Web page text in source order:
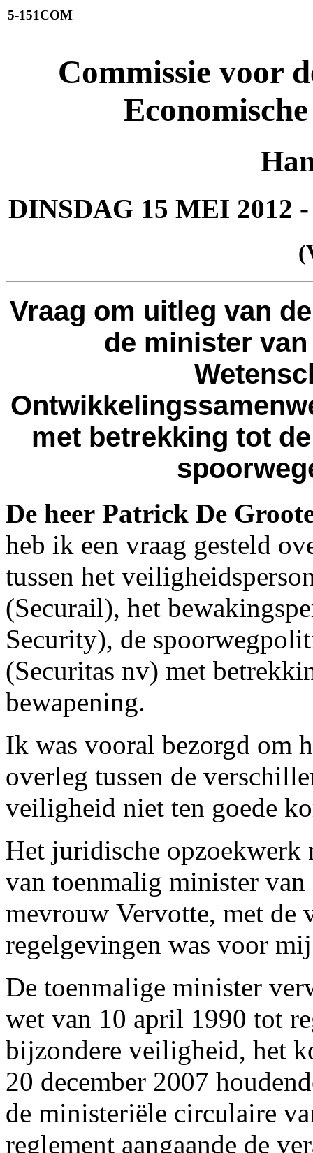
5-151COM
Commissie voor
DINSDAG 15 MEI 2012
Vraag om uitleg van
de minister
met betrekking tot
De heer Patrick De
heb ik een vraag gesteld
tussen het
(Securail), het
Security), de
(Securitas nv) met
bewapening.
Ik was vooral bezorgd om
overleg tussen de
veiligheid niet ten goede
Het juridische opzoekwerk
van toenmalig minister
mevrouw Vervotte, met de
regelgevingen was voor
De toenmalige minister
wet van 10 april 1990 tot
bijzondere veiligheid, het
20 december 2007
de ministeriële circulaire
reglement aangaande de